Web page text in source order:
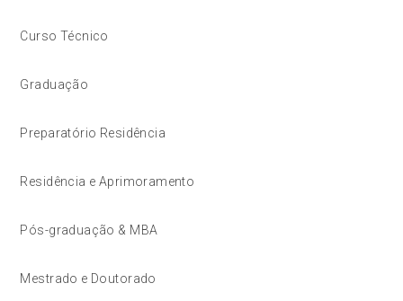
Curso Técnico
Graduação
Preparatório Residência
Residência e Aprimoramento
Pós-graduação & MBA
Mestrado e Doutorado